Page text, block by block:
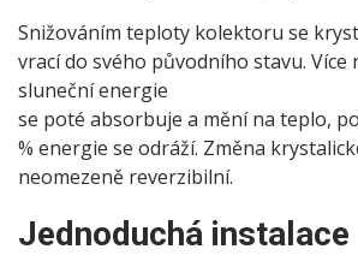
Snižováním teploty kolektoru se
vrací do svého původního stavu. Více
sluneční energie
se poté absorbuje a mění na teplo,
% energie se odráží. Změna
neomezeně reverzibilní.
Jednoduchá instalace